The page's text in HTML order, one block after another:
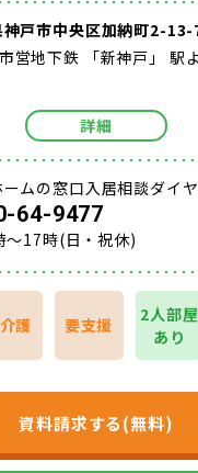
神戸市中央区加納町2-13-
営地下鉄 「新神戸」 駅
詳細
ムの窓口入居相談ダイ
64-9477
17時(日・祝休)
護 要支援
2人部屋
あり
資料請求する(無料)